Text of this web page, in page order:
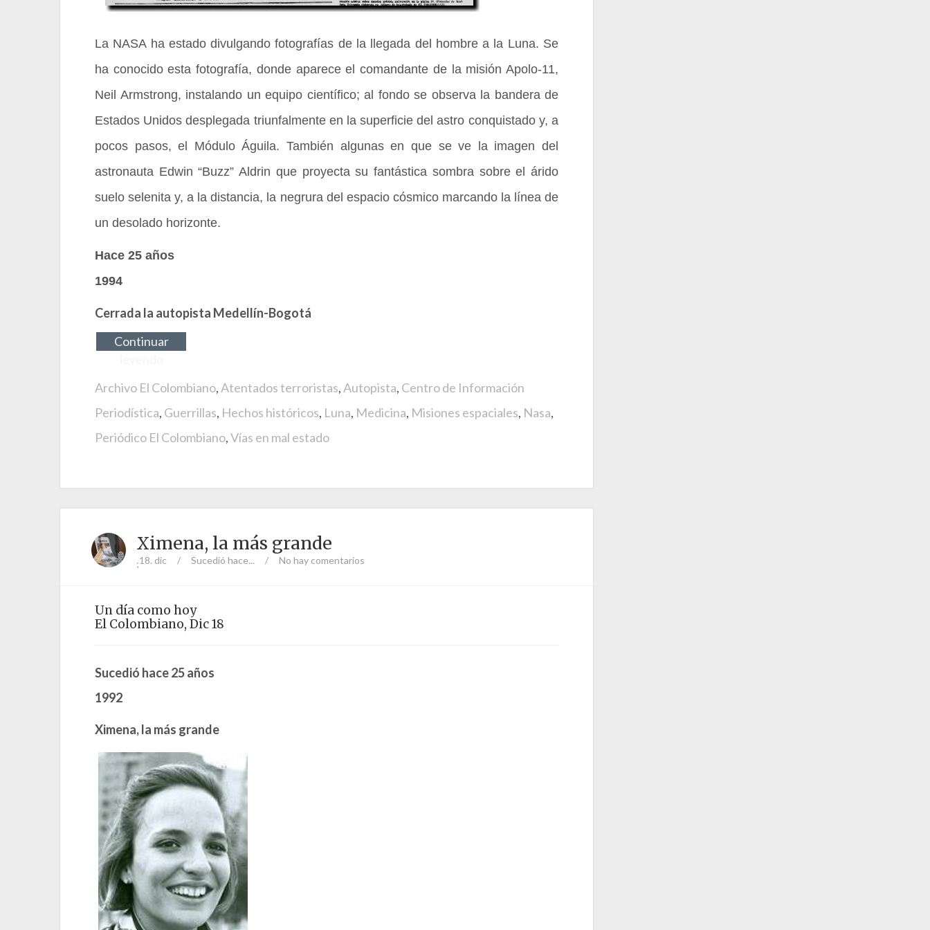
La NASA ha estado divulgando fotografías de la llegada del hombre a la Luna. Se
ha conocido esta fotografía, donde aparece el comandante de la misión Apolo-11,
Neil Armstrong, instalando un equipo científico; al fondo se observa la bandera de
Estados Unidos desplegada triunfalmente en la superficie del astro conquistado y, a
pocos pasos, el Módulo Águila. También algunas en que se ve la imagen del
astronauta Edwin “Buzz” Aldrin que proyecta su fantástica sombra sobre el árido
suelo selenita y, a la distancia, la negrura del espacio cósmico marcando la línea de
un desolado horizonte.
Hace 25 años
1994
Cerrada la autopista Medellín-Bogotá
Continuar
Archivo El Colombiano,Atentados terroristas,Autopista, Centro de Información
Periodística, Guerrillas, Hechos históricos, Luna, Medicina, Misiones espaciales, Nasa,
Periódico El Colombiano,Vías en mal estado
Ximena, la más grande
;18. dic / Sucedió hace... / No hay comentarios
Un día como hoy
El Colombiano, Dic 18
Sucedió hace 25 años
1992
Ximena, la más grande